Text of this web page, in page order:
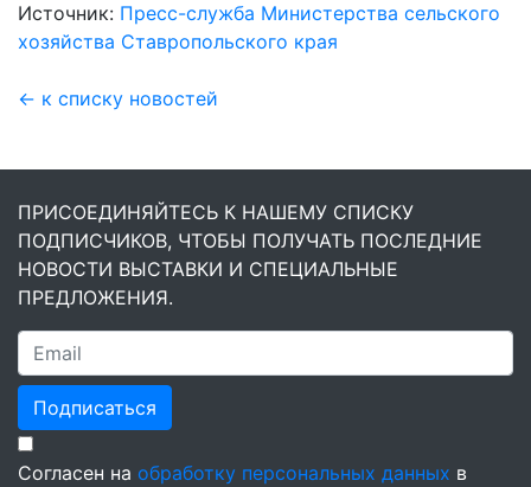
Источник: Пресс-служба Министерства сельского
хозяйства Ставропольского края
← к списку новостей
ПРИСОЕДИНЯЙТЕСЬ К НАШЕМУ СПИСКУ
ПОДПИСЧИКОВ, ЧТОБЫ ПОЛУЧАТЬ ПОСЛЕДНИЕ
НОВОСТИ ВЫСТАВКИ И СПЕЦИАЛЬНЫЕ
ПРЕДЛОЖЕНИЯ.
Подписаться
Согласен на обработку персональных данных в